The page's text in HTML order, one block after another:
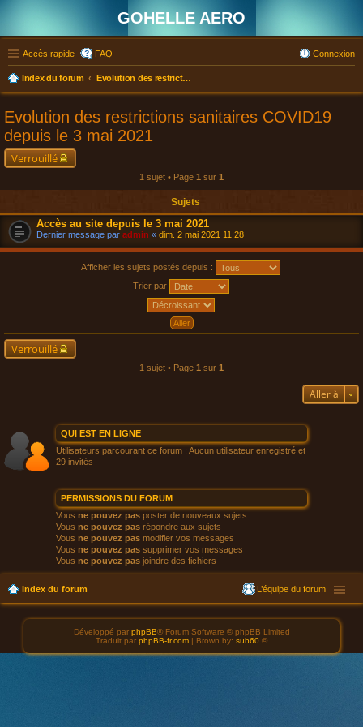
GOHELLE AERO
Accès rapide FAQ Connexion
Index du forum Evolution des restrictions sanitaires COVID19 depuis le 3 mai 2021
Evolution des restrictions sanitaires COVID19
depuis le 3 mai 2021
Verrouillé
1 sujet • Page 1 sur 1
Sujets
Accès au site depuis le 3 mai 2021
Dernier message par admin « dim. 2 mai 2021 11:28
Afficher les sujets postés depuis :
Trier par
Verrouillé
1 sujet • Page 1 sur 1
Aller à
QUI EST EN LIGNE
Utilisateurs parcourant ce forum : Aucun utilisateur enregistré et
29 invités
PERMISSIONS DU FORUM
Vous ne pouvez pas poster de nouveaux sujets
Vous ne pouvez pas répondre aux sujets
Vous ne pouvez pas modifier vos messages
Vous ne pouvez pas supprimer vos messages
Vous ne pouvez pas joindre des fichiers
Index du forum L’équipe du forum
Développé par phpBB® Forum Software © phpBB Limited
Traduit par phpBB-fr.com | Brown by: sub60 ©